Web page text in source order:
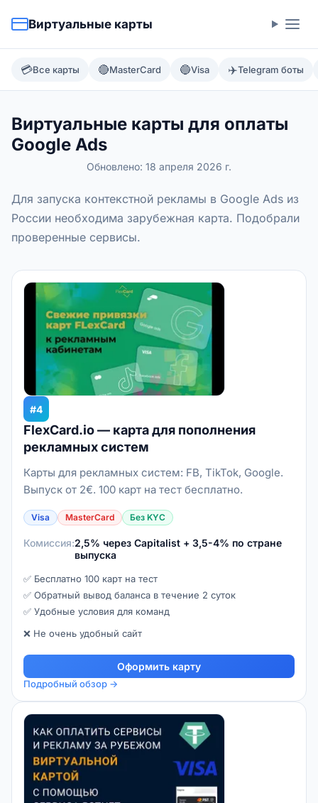
Виртуальные карты
💳Все карты 🔴MasterCard 🔵Visa ✈️Telegram боты
Виртуальные карты для оплаты
Google Ads
Обновлено: 18 апреля 2026 г.
Для запуска контекстной рекламы в Google Ads из
России необходима зарубежная карта. Подобрали
проверенные сервисы.
#4
FlexCard.io — карта для пополнения
рекламных систем
Карты для рекламных систем: FB, TikTok, Google.
Выпуск от 2€. 100 карт на тест бесплатно.
Visa MasterCard Без KYC
Комиссия:2,5% через Capitalist + 3,5-4% по стране
выпуска
✅ Бесплатно 100 карт на тест
✅ Обратный вывод баланса в течение 2 суток
✅ Удобные условия для команд
❌ Не очень удобный сайт
Оформить карту
Подробный обзор →